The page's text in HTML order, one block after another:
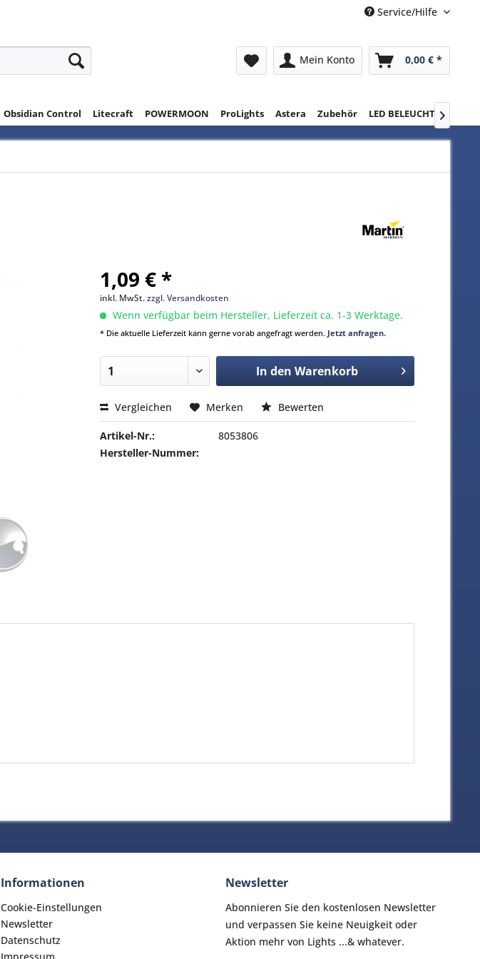
Service/Hilfe
Mein Konto 0,00 € *
Obsidian Control Litecraft POWERMOON ProLights Astera Zubehör LED BELEUCHTUNG

1,09 € *
inkl. MwSt.zzgl. Versandkosten
Wenn verfügbar beim Hersteller, Lieferzeit ca. 1-3 Werktage.
* Die aktuelle Lieferzeit kann gerne vorab angefragt werden. Jetzt anfragen.
In den Warenkorb
Vergleichen Merken Bewerten
Artikel-Nr.:
8053806
Hersteller-Nummer:
Informationen
Cookie-Einstellungen
Newsletter
Datenschutz
Newsletter
Abonnieren Sie den kostenlosen Newsletter
und verpassen Sie keine Neuigkeit oder
Aktion mehr von Lights ...& whatever.